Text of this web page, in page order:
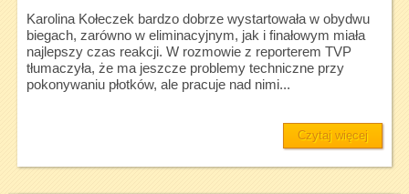
Karolina Kołeczek bardzo dobrze wystartowała w obydwu
biegach, zarówno w eliminacyjnym, jak i finałowym miała
najlepszy czas reakcji. W rozmowie z reporterem TVP
tłumaczyła, że ma jeszcze problemy techniczne przy
pokonywaniu płotków, ale pracuje nad nimi...
Czytaj więcej